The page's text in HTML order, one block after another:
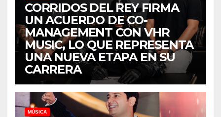
CORRIDOS DEL REY FIRMA
UN ACUERDO DE CO-
MANAGEMENT CON VHR
MUSIC, LO QUE REPRESENTA
UNA NUEVA ETAPA EN SU
CARRERA
MÚSICA